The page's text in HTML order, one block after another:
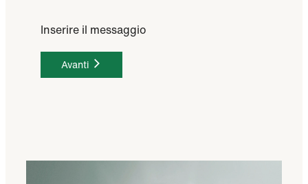
Inserire il messaggio
Avanti